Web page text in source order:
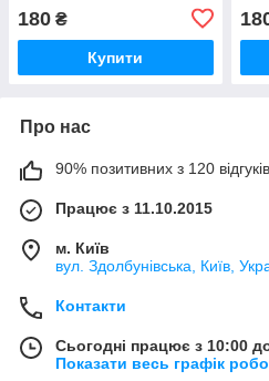
180 ₴
Купити
Про нас
90% позитивних з 120
Працює з 11.10.2015
м. Київ
вул. Здолбунівська, Київ,
Контакти
Сьогодні працює з 10:00
Показати весь графік